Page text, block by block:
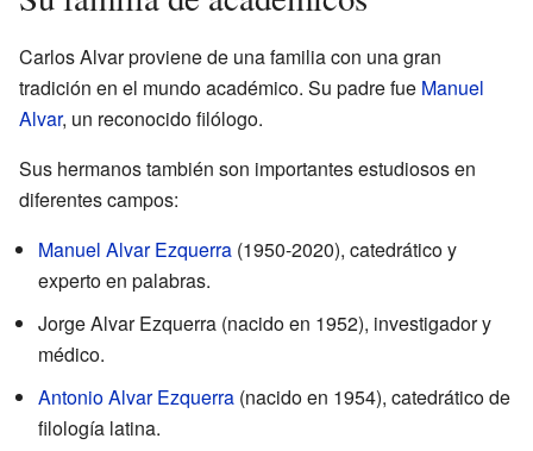
Carlos Alvar proviene de una familia con una gran
tradición en el mundo académico. Su padre fue Manuel
Alvar, un reconocido filólogo.
Sus hermanos también son importantes estudiosos en
diferentes campos:
Manuel Alvar Ezquerra (1950-2020), catedrático y
experto en palabras.
Jorge Alvar Ezquerra (nacido en 1952), investigador y
médico.
Antonio Alvar Ezquerra (nacido en 1954), catedrático de
filología latina.